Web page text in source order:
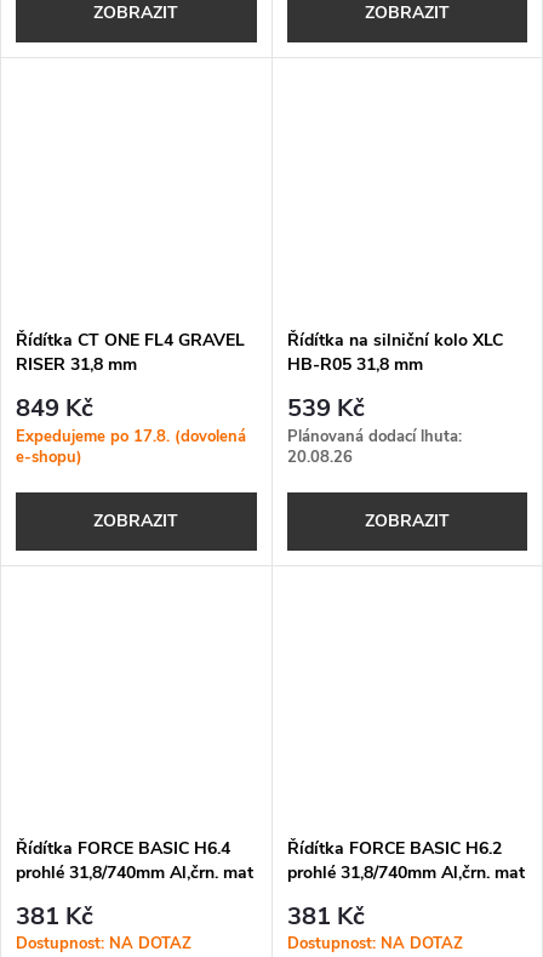
ZOBRAZIT ZOBRAZIT
Řídítka CT ONE FL4 GRAVEL
RISER 31,8 mm
849 Kč
Expedujeme po 17.8. (dovolená
e-shopu)
ZOBRAZIT
Řídítka na silniční kolo XLC
HB-R05 31,8 mm
539 Kč
Plánovaná dodací lhuta:
20.08.26
ZOBRAZIT
Řídítka FORCE BASIC H6.4
prohlé 31,8/740mm Al,črn. mat
381 Kč
Dostupnost: NA DOTAZ
Řídítka FORCE BASIC H6.2
prohlé 31,8/740mm Al,črn. mat
381 Kč
Dostupnost: NA DOTAZ